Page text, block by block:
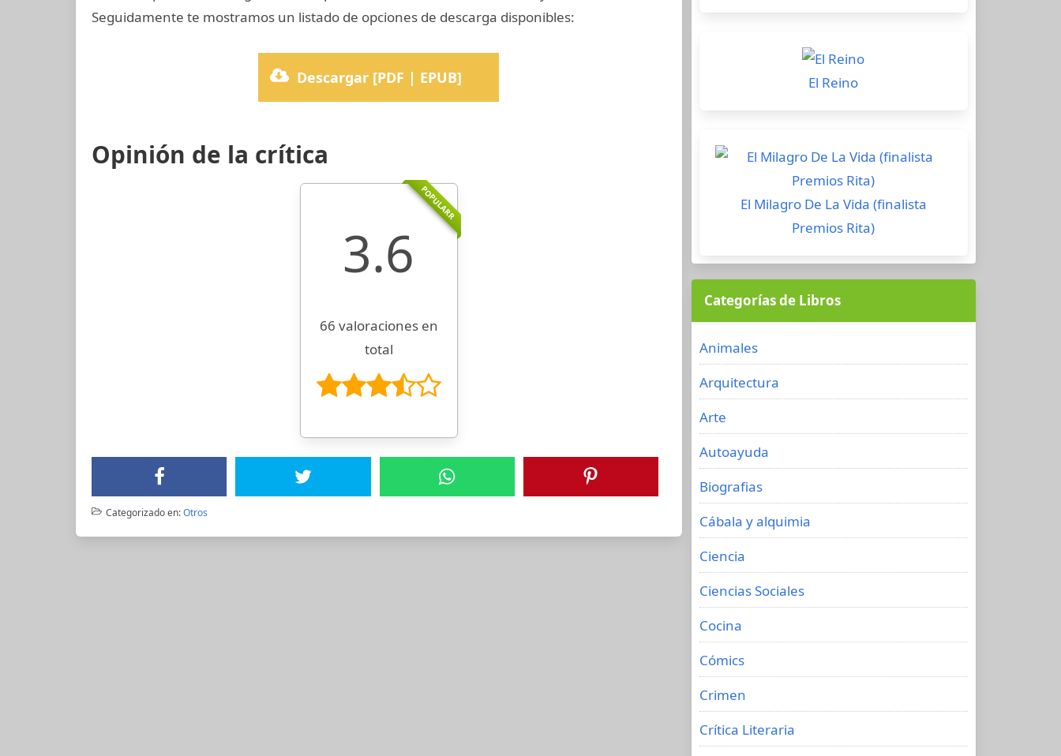
Seguidamente te mostramos un listado de opciones de descarga disponibles:
Descargar [PDF | EPUB]
Opinión de la crítica
POPULARR
3.6
66 valoraciones en
total
Categorizado en:Otros
El Reino
El Milagro De La Vida (finalista
Premios Rita)
Categorías de Libros
Animales
Arquitectura
Arte
Autoayuda
Biografias
Cábala y alquimia
Ciencia
Ciencias Sociales
Cocina
Cómics
Crimen
Crítica Literaria